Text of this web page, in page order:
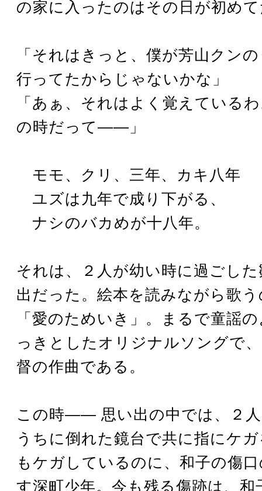
の家に入ったのはその日が初め
「それはきっと、僕が芳山クン
行ってたからじゃないかな」
「あぁ、それはよく覚えている
の時だって――」
モモ、クリ、三年、カキ八年
ユズは九年で成り下がる、
ナシのバカめが十八年。
それは、２人が幼い時に過ごし
出だった。絵本を読みながら歌
「愛のためいき」。まるで童謡
っきとしたオリジナルソングで
督の作曲である。
この時―― 思い出の中では、２
うちに倒れた鏡台で共に指にケ
もケガしているのに、和子の傷
す深町少年。今も残る傷跡は、和